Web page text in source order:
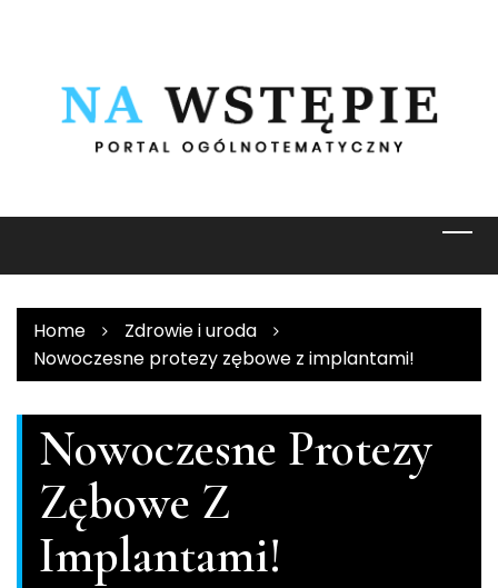
Home
Zdrowie i uroda
Nowoczesne protezy zębowe z implantami!
Nowoczesne Protezy
Zębowe Z
Implantami!